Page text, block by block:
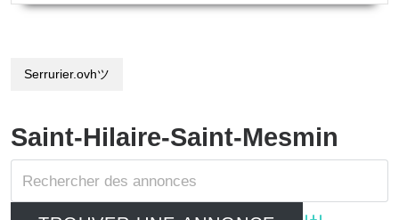
Serrurier.ovhツ
Saint-Hilaire-Saint-Mesmin